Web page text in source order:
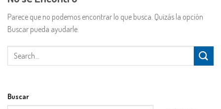
Parece que no podemos encontrar lo que busca. Quizás la opción
Buscar pueda ayudarle.
Buscar